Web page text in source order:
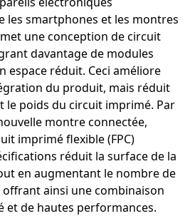
les smartphones et les montres
une conception de circuit
davantage de modules
espace réduit. Ceci améliore
du produit, mais réduit
le poids du circuit imprimé. Par
montre connectée,
imprimé flexible (FPC)
réduit la surface de la
en augmentant le nombre de
offrant ainsi une combinaison
et de hautes performances.